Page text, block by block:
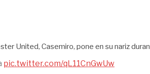
United, Casemiro, pone en su nariz
pic.twitter.com/qL11CnGwUw